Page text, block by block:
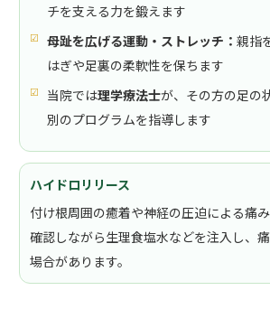
チを支える力を鍛えます
母趾を広げる運動・ストレッチ： 親指
はぎや足裏の柔軟性を保ちます
当院では理学療法士が、その方の足の
別のプログラムを指導します
ハイドロリリース
付け根周囲の癒着や神経の圧迫による痛
確認しながら生理食塩水などを注入し、
場合があります。